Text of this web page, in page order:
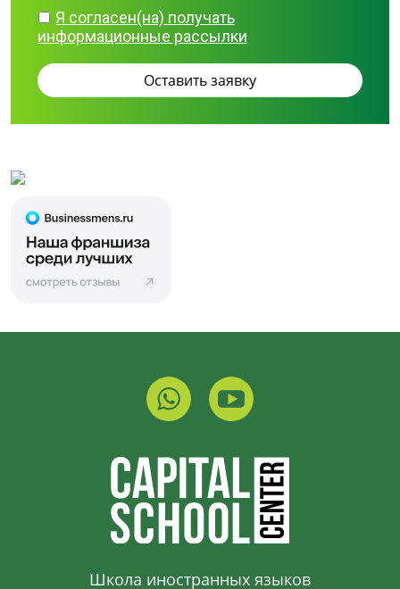
Я согласен(на) получать
информационные рассылки
Школа иностранных языков